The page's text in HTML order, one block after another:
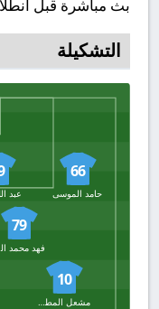
بث مباشرة قبل
التشكيلة
66
حامد الموسى عبد
79
10
مشعل المطيري